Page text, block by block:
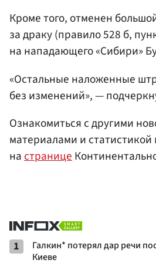
Кроме того, отменен
за драку (правило 528 б,
на нападающего «Сибири»
«Остальные наложенные
без изменений», —
Ознакомиться с другими
материалами и
настранице
1
Галкин* потерял дар речи
Киеве